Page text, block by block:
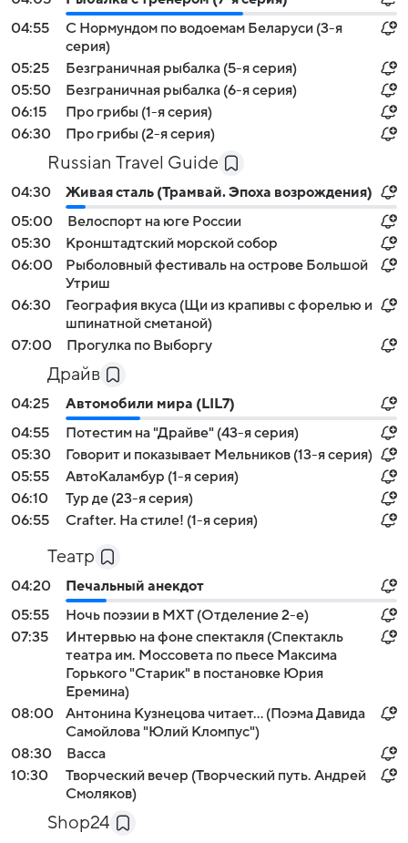
04:55
С Нормундом по водоемам Беларуси (3-я
серия)
05:25
Безгрaничнaя pыбалка (5-я серия)
05:50
Безгрaничнaя pыбалка (6-я серия)
06:15
Про грибы (1-я серия)
06:30
Про грибы (2-я серия)
Russian Travel Guide
04:30
Живая сталь (Трамвай. Эпоха возрождения)
05:00
Велоспорт на юге России
05:30
Кронштадтский морской собор
06:00
Рыболовный фестиваль на острове Большой
Утриш
06:30
География вкуса (Щи из крапивы с форелью и
шпинатной сметаной)
07:00
Прогулка по Выборгу
Драйв
04:25
Автомобили мира (LIL7)
04:55
Потестим на "Драйве" (43-я серия)
05:30
Говорит и показывает Мельников (13-я серия)
05:55
АвтоКаламбур (1-я серия)
06:10
Тур де (23-я серия)
06:55
Crafter. На стилe! (1-я серия)
Театр
04:20
Печальный анекдот
05:55
Ночь поэзии в МХТ (Отделение 2-е)
07:35
Интервью на фоне спектакля (Спектакль
театра им. Моссовета по пьесе Максима
Горького "Старик" в постановке Юрия
Еремина)
08:00
Антонина Кузнецова читает... (Поэма Давида
Самойлова "Юлий Кломпус")
08:30
Васса
10:30
Творческий вечер (Творческий путь. Андрей
Смоляков)
Shop24